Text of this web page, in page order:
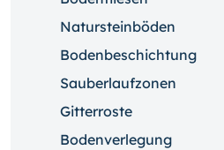
Natursteinböden
Bodenbeschichtung
Sauberlaufzonen
Gitterroste
Bodenverlegung